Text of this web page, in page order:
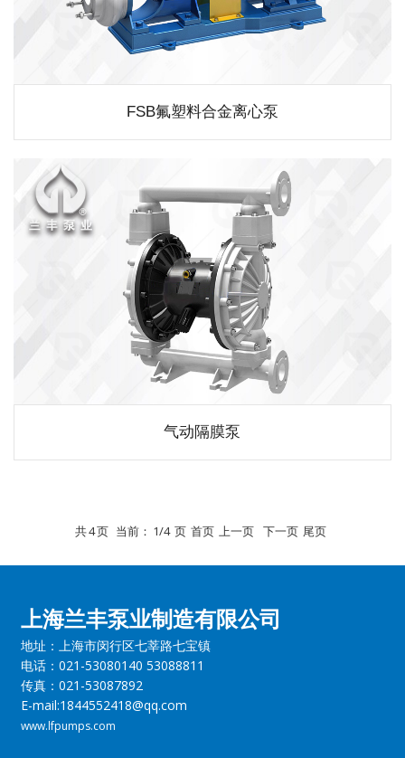
FSB氟塑料合金离心泵
气动隔膜泵
共4页 当前： 1/4 页 首页 上一页 下一页 尾页
上海兰丰泵业制造有限公司
地址：上海市闵行区七莘路七宝镇
电话：021-53080140 53088811
传真：021-53087892
E-mail:1844552418@qq.com
www.lfpumps.com